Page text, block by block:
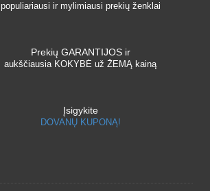
populiariausi ir mylimiausi prekių ženklai
Prekių GARANTIJOS ir
aukščiausia KOKYBĖ už ŽEMĄ kainą
Įsigykite
DOVANŲ KUPONĄ!